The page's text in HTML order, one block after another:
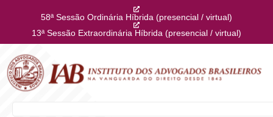
58ª Sessão Ordinária Híbrida (presencial / virtual)
13ª Sessão Extraordinária Híbrida (presencial / virtual)